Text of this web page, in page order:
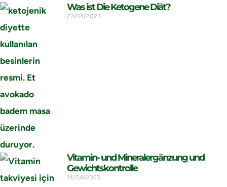
Was ist Die Ketogene Diät?
27/04/2023
Vitamin- und Mineralergänzung und
Gewichtskontrolle
14/04/2023